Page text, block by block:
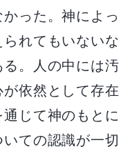
った。神によっ
れてもいないな
。人の中には汚
依然として存在
じて神のもとに
ての認識が一切